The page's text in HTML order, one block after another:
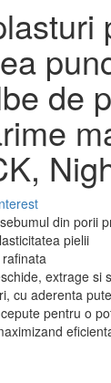
de
din porii
pielii
extrage si
cu aderenta
pentru o